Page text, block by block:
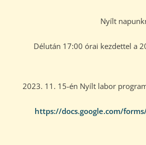
Nyílt
Délután 17:00 órai kezdettel a
2023. 11. 15-én Nyílt labor
https://docs.google.com/forms/